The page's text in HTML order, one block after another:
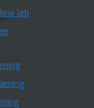
løb